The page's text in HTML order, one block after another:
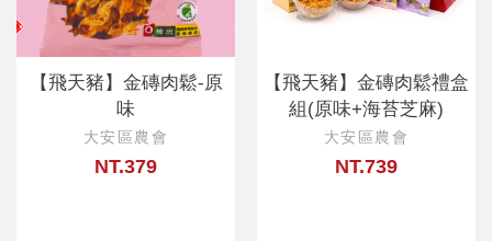
【飛天豬】金磚肉鬆-原
味
大安區農會
NT.379
【飛天豬】金磚肉鬆禮盒
組(原味+海苔芝麻)
大安區農會
NT.739